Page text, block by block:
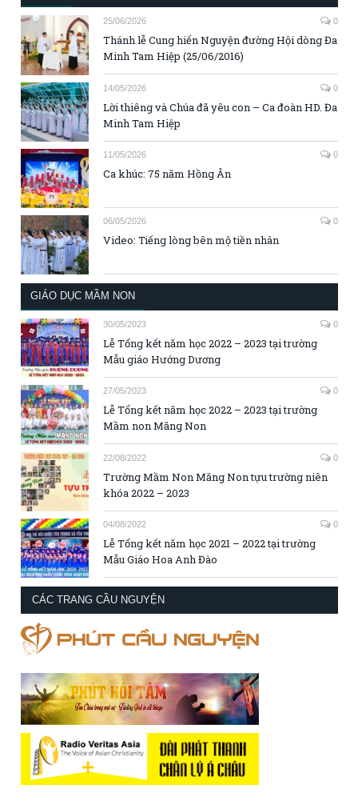
25/06/2026 0
Thánh lễ Cung hiến Nguyện đường Hội dòng Đa
Minh Tam Hiệp (25/06/2016)
14/05/2026 0
Lời thiêng và Chúa đã yêu con – Ca đoàn HD. Đa
Minh Tam Hiệp
11/05/2026 0
Ca khúc: 75 năm Hồng Ân
06/05/2026 0
Video: Tiếng lòng bên mộ tiền nhân
GIÁO DỤC MẦM NON
30/05/2023 0
Lễ Tổng kết năm học 2022 – 2023 tại trường
Mẫu giáo Hướng Dương
27/05/2023 0
Lễ Tổng kết năm học 2022 – 2023 tại trường
Mầm non Măng Non
22/08/2022 0
Trường Mầm Non Măng Non tựu trường niên
khóa 2022 – 2023
04/08/2022 0
Lễ Tổng kết năm học 2021 – 2022 tại trường
Mẫu Giáo Hoa Anh Đào
CÁC TRANG CẦU NGUYỆN